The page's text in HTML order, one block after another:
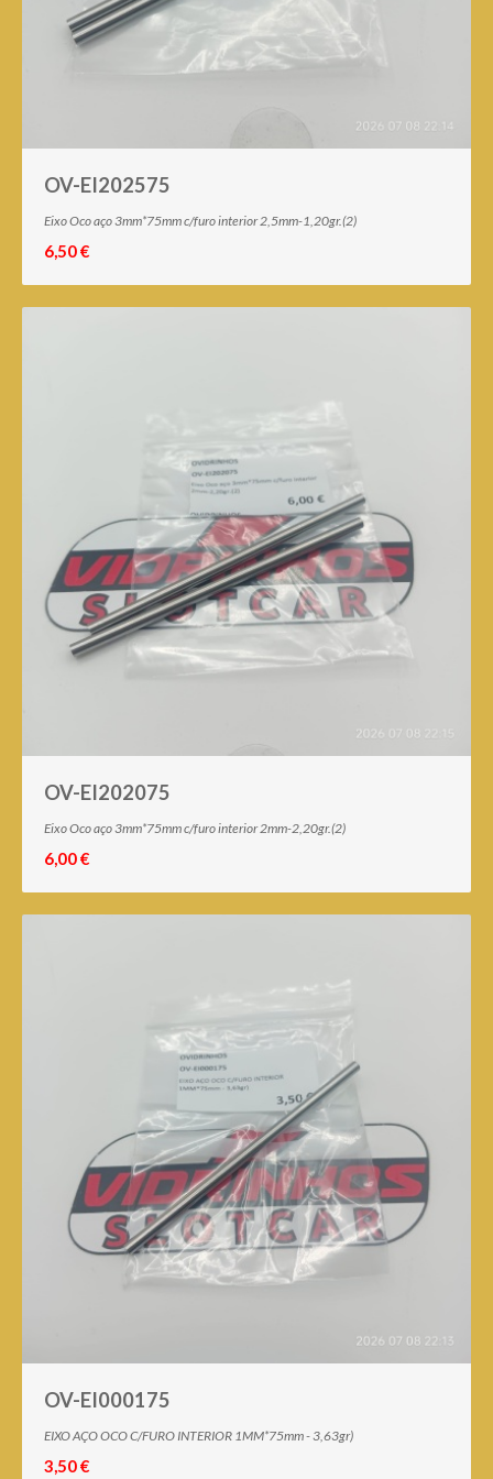
OV-EI202575
Eixo Oco aço 3mm*75mm c/furo interior 2,5mm-1,20gr.(2)
6,50 €
OV-EI202075
Eixo Oco aço 3mm*75mm c/furo interior 2mm-2,20gr.(2)
6,00 €
OV-EI000175
EIXO AÇO OCO C/FURO INTERIOR 1MM*75mm - 3,63gr)
3,50 €